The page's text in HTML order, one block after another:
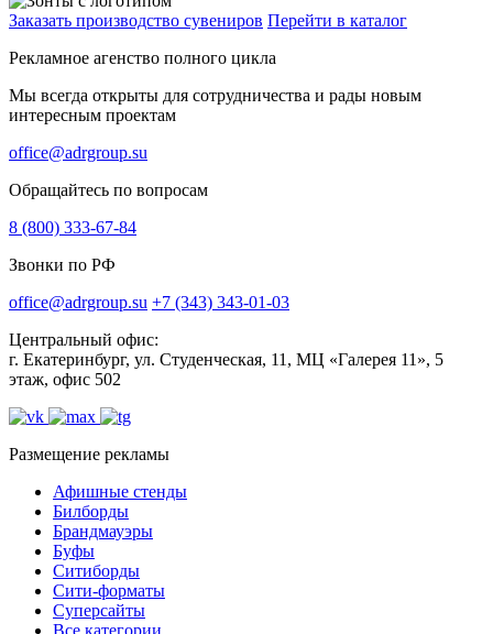
Заказать производство сувениров Перейти в каталог
Рекламное агенство полного цикла
Мы всегда открыты для сотрудничества и рады новым
интересным проектам
office@adrgroup.su
Обращайтесь по вопросам
8 (800) 333-67-84
Звонки по РФ
office@adrgroup.su +7 (343) 343-01-03
Центральный офис:
г. Екатеринбург, ул. Студенческая, 11, МЦ «Галерея 11», 5
этаж, офис 502
Размещение рекламы
Афишные стенды
Билборды
Брандмауэры
Буфы
Ситиборды
Сити-форматы
Суперсайты
Все категории